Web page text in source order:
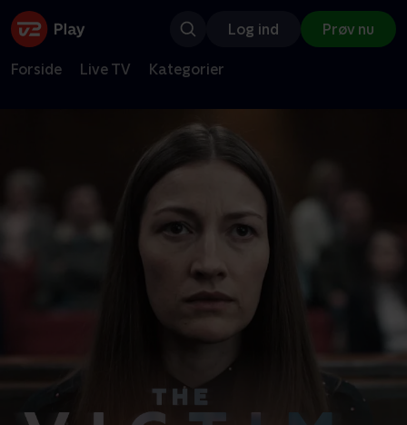
Log ind Prøv nu
Forside Live TV Kategorier